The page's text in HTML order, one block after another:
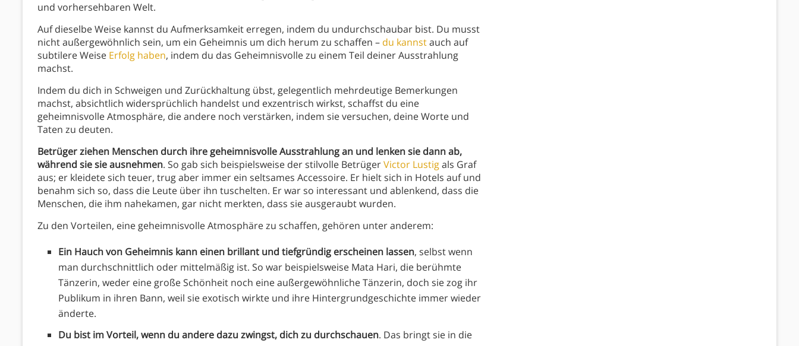
und vorhersehbaren Welt.
Auf dieselbe Weise kannst du Aufmerksamkeit erregen, indem du undurchschaubar bist. Du musst
nicht außergewöhnlich sein, um ein Geheimnis um dich herum zu schaffen – du kannstauch auf
subtilere Weise Erfolg haben, indem du das Geheimnisvolle zu einem Teil deiner Ausstrahlung
machst.
Indem du dich in Schweigen und Zurückhaltung übst, gelegentlich mehrdeutige Bemerkungen
machst, absichtlich widersprüchlich handelst und exzentrisch wirkst, schaffst du eine
geheimnisvolle Atmosphäre, die andere noch verstärken, indem sie versuchen, deine Worte und
Taten zu deuten.
Betrüger ziehen Menschen durch ihre geheimnisvolle Ausstrahlung an und lenken sie dann ab,
während sie sie ausnehmen. So gab sich beispielsweise der stilvolle BetrügerVictor Lustigals Graf
aus; er kleidete sich teuer, trug aber immer ein seltsames Accessoire. Er hielt sich in Hotels auf und
benahm sich so, dass die Leute über ihn tuschelten. Er war so interessant und ablenkend, dass die
Menschen, die ihm nahekamen, gar nicht merkten, dass sie ausgeraubt wurden.
Zu den Vorteilen, eine geheimnisvolle Atmosphäre zu schaffen, gehören unter anderem:
Ein Hauch von Geheimnis kann einen brillant und tiefgründig erscheinen lassen, selbst wenn
man durchschnittlich oder mittelmäßig ist. So war beispielsweise Mata Hari, die berühmte
Tänzerin, weder eine große Schönheit noch eine außergewöhnliche Tänzerin, doch sie zog ihr
Publikum in ihren Bann, weil sie exotisch wirkte und ihre Hintergrundgeschichte immer wieder
änderte.
Du bist im Vorteil, wenn du andere dazu zwingst, dich zu durchschauen. Das bringt sie in die